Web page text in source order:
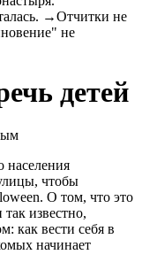
→Отчитки не
не
детей
населения
чтобы
О том, что это
известно,
как вести себя в
начинает